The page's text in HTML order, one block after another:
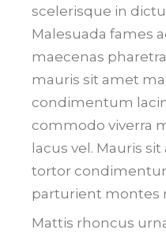
scelerisque in
Malesuada fames
maecenas
mauris sit amet
condimentum
commodo viverra
lacus vel. Mauris
tortor
parturient montes
Mattis rhoncus